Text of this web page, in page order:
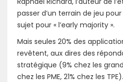
passer d’un terrain de jeu
sujet pour « l’early majority ».
Mais seules 20% des
revêtent, aux dires des
stratégique (9% chez les
chez les PME, 21% chez les TPE).